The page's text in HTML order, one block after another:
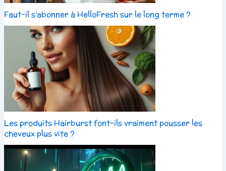
Faut-il s’abonner à HelloFresh sur le long terme ?
Les produits Hairburst font-ils vraiment pousser les
cheveux plus vite ?